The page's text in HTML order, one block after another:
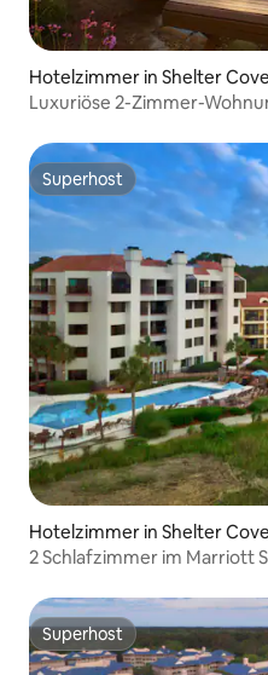
Hotelzimmer in Shelter Cove
Luxuriöse 2-Zimmer-
Superhost
Superhost
Hotelzimmer in Shelter Cove
2 Schlafzimmer im Marriott
Superhost
Superhost